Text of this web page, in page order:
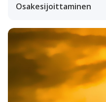
Osakesijoittaminen